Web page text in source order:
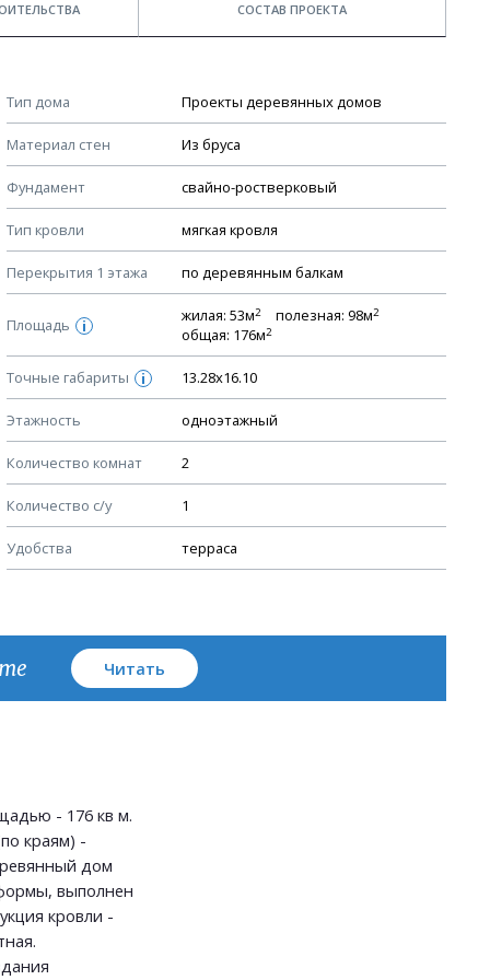
СОСТАВ ПРОЕКТА
Тип дома Проекты деревянных домов
Материал стен Из бруса
Фундамент свайно-ростверковый
Тип кровли мягкая кровля
Перекрытия 1 этажа по деревянным балкам
Площадь i
жилая: 53м2 полезная: 98м2
общая: 176м2
Точные габариты i 13.28х16.10
Этажность одноэтажный
Количество комнат 2
Количество с/у 1
Удобства терраса
Примечания
Стоимость строительства дома — ориентировочная!
Для более детального расчета стоимости
строительства необходима разработка сметы, согласно
стоимости материалов в вашем регионе
Мы не учитываем стоимость доставки материалов.
Смотрите советы по выбору материала в нашем
КОНСТРУКТИВНЫЕ РЕШЕНИЯ (КР)
Ведомость рабочих чертежей основного комплекта КР
План фундамента
Устройство фундамента, спецификация материалов
фундамента
Планы перекрытий этажей, спецификация элементов
Устройство перекрытий
Устройство стен
Спецификация материалов стен
Схема расположения лаг чердака (если есть)
Схема расположения элементов стропил
Устройство стропильной системы
Узлы устройства кровли
План кровли
Читать
- 176 кв м.
краям) -
дом
выполнен
кровли -